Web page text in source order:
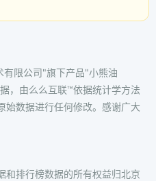
限公司"旗下产品"小熊油
，由么么互联™依据统计学方法
始数据进行任何修改。感谢广大
和排行榜数据的所有权益归北京